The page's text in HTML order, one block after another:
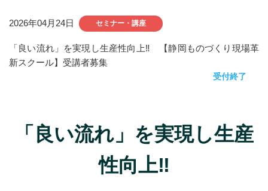
診断設備チーム
企画・創業支援チーム
市町等創業支援機関担当者支援事業
静岡県内大学発ベンチャー支援協議会
大学等の研究シーズと県内企業のマッチング促進事業
2026年04月24日 セミナー・講座
「良い流れ」を実現し生産性向上‼ 【静岡ものづくり現場革
新スクール】受講者募集
受付終了
「良い流れ」を実現し生産
性向上‼